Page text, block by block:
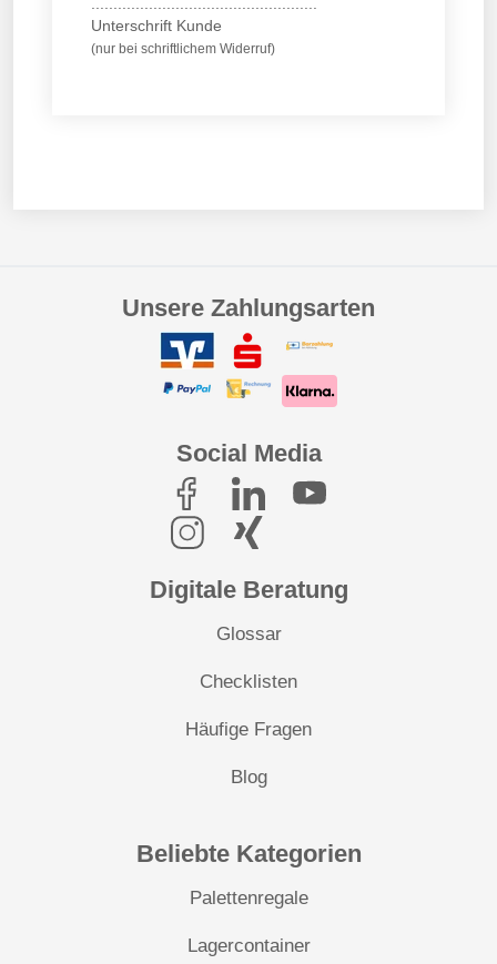
Unterschrift Kunde
(nur bei schriftlichem Widerruf)
Unsere Zahlungsarten
Social Media
Digitale Beratung
Glossar
Checklisten
Häufige Fragen
Blog
Beliebte Kategorien
Palettenregale
Lagercontainer